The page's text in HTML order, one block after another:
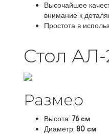
Высочайшее
внимание к
Простота в
Стол АЛ-
Размер
Высота: 76 см
Диаметр: 80 см